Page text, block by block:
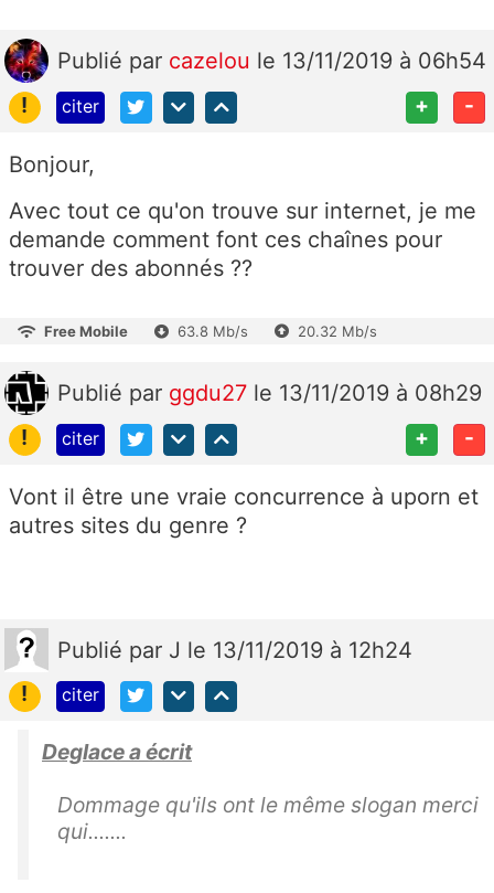
Publié par cazelou le 13/11/2019 à 06h54
!
citer + -
Bonjour,
Avec tout ce qu'on trouve sur internet, je me
demande comment font ces chaînes pour
trouver des abonnés ??
Free Mobile 63.8 Mb/s 20.32 Mb/s
Publié par ggdu27 le 13/11/2019 à 08h29
!
citer + -
Vont il être une vraie concurrence à uporn et
autres sites du genre ?
Publié par J le 13/11/2019 à 12h24
!
citer
Deglace a écrit
Dommage qu'ils ont le même slogan merci
qui.......